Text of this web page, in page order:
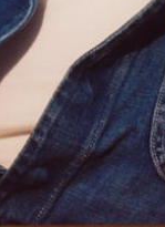
PRIMA CLASSE